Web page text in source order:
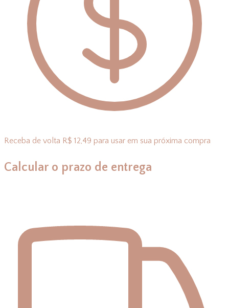
Receba de volta R$ 12,49 para usar em sua próxima compra
Calcular o prazo de entrega